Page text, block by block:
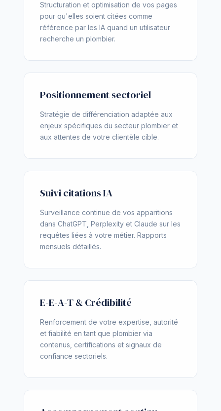
Structuration et optimisation de vos pages
pour qu'elles soient citées comme
référence par les IA quand un utilisateur
recherche un plombier.
Positionnement sectoriel
Stratégie de différenciation adaptée aux
enjeux spécifiques du secteur plombier et
aux attentes de votre clientèle cible.
Suivi citations IA
Surveillance continue de vos apparitions
dans ChatGPT, Perplexity et Claude sur les
requêtes liées à votre métier. Rapports
mensuels détaillés.
E-E-A-T & Crédibilité
Renforcement de votre expertise, autorité
et fiabilité en tant que plombier via
contenus, certifications et signaux de
confiance sectoriels.